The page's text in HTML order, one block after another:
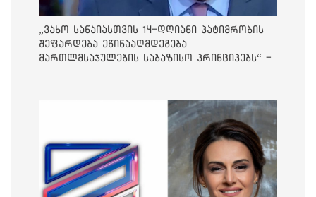
„ვახო სანაიასთვის 14-დღიანი პატიმრობის
შეფარდება ეწინააღმდეგება
მართლმსაჯულების საბაზისო პრინციპებს“ -